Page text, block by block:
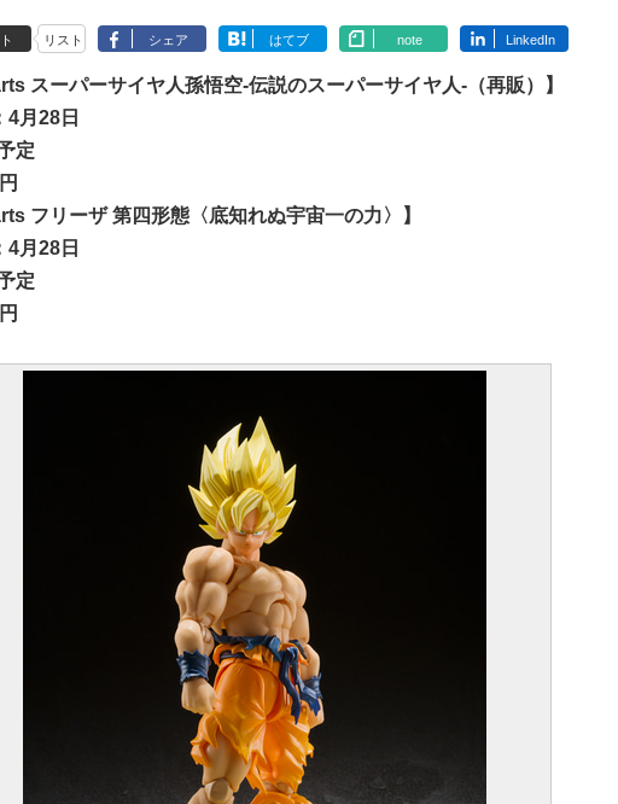
リスト シェア はてブ note LinkedIn
スーパーサイヤ人孫悟空-伝説のスーパーサイヤ人-（再販）】
4月28日
定
フリーザ 第四形態〈底知れぬ宇宙一の力〉】
4月28日
定